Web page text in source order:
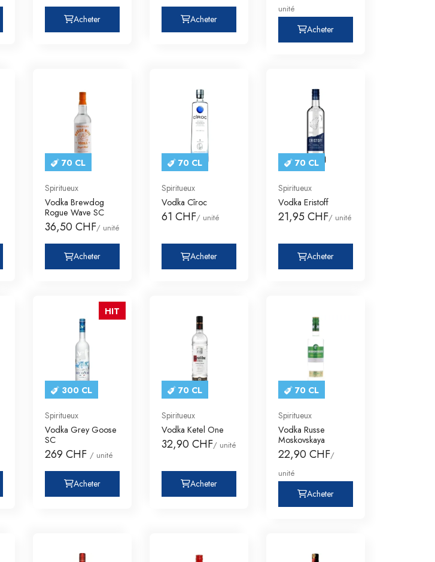
Acheter Acheter
unité
Acheter
70 CL
Spiritueux
Vodka Brewdog
Rogue Wave SC
36,50 CHF/ unité
Acheter
70 CL
Spiritueux
Vodka Cîroc
61 CHF/ unité
Acheter
70 CL
Spiritueux
Vodka Eristoff
21,95 CHF/ unité
Acheter
300 CL
Spiritueux
Vodka Grey Goose
SC
269 CHF / unité
HIT
Acheter
70 CL
Spiritueux
Vodka Ketel One
32,90 CHF/ unité
Acheter
70 CL
Spiritueux
Vodka Russe
Moskovskaya
22,90 CHF/
unité
Acheter